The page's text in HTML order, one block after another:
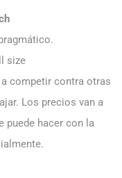
size
competir contra otras
Los precios van a
puede hacer con la